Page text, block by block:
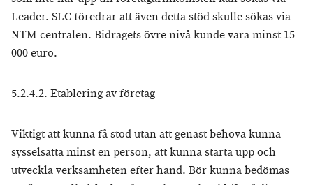
Leader. SLC föredrar att även detta stöd skulle sökas via
NTM-centralen. Bidragets övre nivå kunde vara minst 15
000 euro.
5.2.4.2. Etablering av företag
Viktigt att kunna få stöd utan att genast behöva kunna
sysselsätta minst en person, att kunna starta upp och
utveckla verksamheten efter hand. Bör kunna bedömas